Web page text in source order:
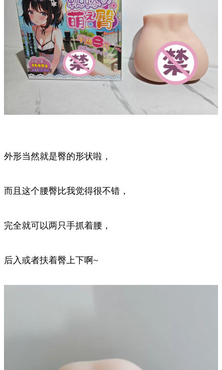
外形当然就是臀的形状啦，
而且这个腰臀比我觉得很不错，
完全就可以两只手抓着腰，
后入或者扶着臀上下啊~